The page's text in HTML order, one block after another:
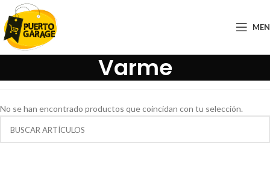
Varme
No se han encontrado productos que coincidan con tu selección.